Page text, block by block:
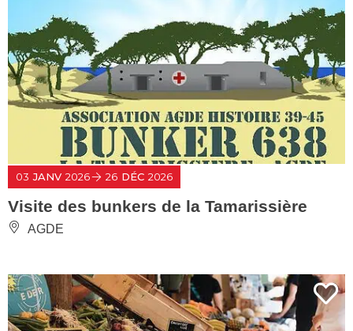
03 JANV 2026 26 DÉC 2026
Visite des bunkers de la Tamarissière
AGDE